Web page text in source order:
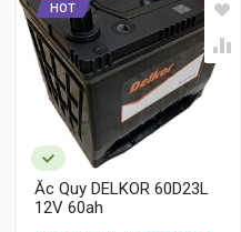
HOT
Ắc Quy DELKOR 60D23L
12V 60ah